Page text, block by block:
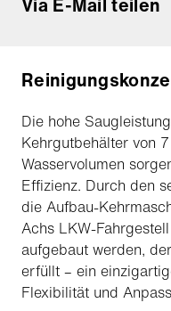
Die hohe
Kehrgutbehälter von
Wasservolumen
Effizienz. Durch den
die Aufbau-
Achs LKW-
aufgebaut werden,
erfüllt – ein
Flexibilität und